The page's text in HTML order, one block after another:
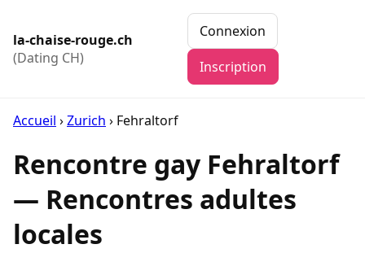
la-chaise-rouge.ch
(Dating CH)
Connexion
Inscription
Accueil ›Zurich › Fehraltorf
Rencontre gay Fehraltorf
— Rencontres adultes
locales